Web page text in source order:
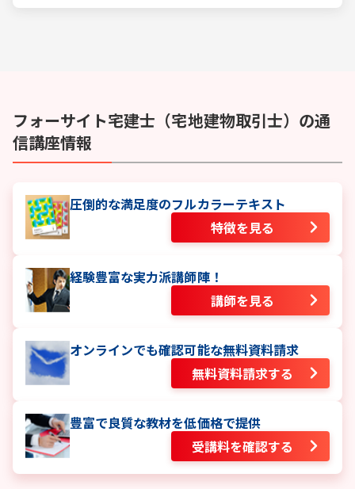
フォーサイト宅建士（宅地建物取引士） の通
信講座情報
圧倒的な満足度のフルカラーテキスト
特徴を見る
経験豊富な実力派講師陣！
講師を見る
オンラインでも確認可能な無料資料請求
無料資料請求する
豊富で良質な教材を低価格で提供
受講料を確認する